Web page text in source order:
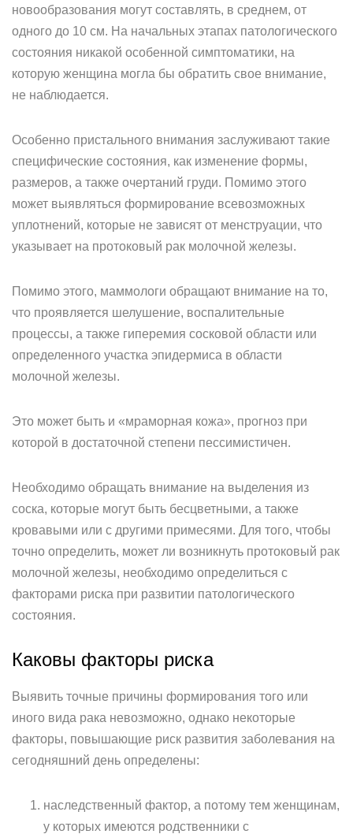
новообразования могут составлять, в среднем, от
одного до 10 см. На начальных этапах патологического
состояния никакой особенной симптоматики, на
которую женщина могла бы обратить свое внимание,
не наблюдается.
Особенно пристального внимания заслуживают такие
специфические состояния, как изменение формы,
размеров, а также очертаний груди. Помимо этого
может выявляться формирование всевозможных
уплотнений, которые не зависят от менструации, что
указывает на протоковый рак молочной железы.
Помимо этого, маммологи обращают внимание на то,
что проявляется шелушение, воспалительные
процессы, а также гиперемия сосковой области или
определенного участка эпидермиса в области
молочной железы.
Это может быть и «мраморная кожа», прогноз при
которой в достаточной степени пессимистичен.
Необходимо обращать внимание на выделения из
соска, которые могут быть бесцветными, а также
кровавыми или с другими примесями. Для того, чтобы
точно определить, может ли возникнуть протоковый рак
молочной железы, необходимо определиться с
факторами риска при развитии патологического
состояния.
Каковы факторы риска
Выявить точные причины формирования того или
иного вида рака невозможно, однако некоторые
факторы, повышающие риск развития заболевания на
сегодняшний день определены:
наследственный фактор, а потому тем женщинам,
у которых имеются родственники с